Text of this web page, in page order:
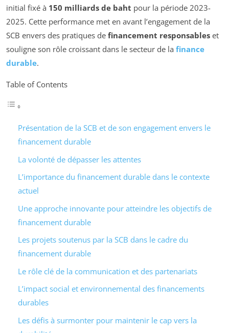
initial fixé à 150 milliards de baht pour la période 2023-
2025. Cette performance met en avant l’engagement de la
SCB envers des pratiques de financement responsables et
souligne son rôle croissant dans le secteur de la finance
durable.
Table of Contents
Présentation de la SCB et de son engagement envers le
financement durable
La volonté de dépasser les attentes
L’importance du financement durable dans le contexte
actuel
Une approche innovante pour atteindre les objectifs de
financement durable
Les projets soutenus par la SCB dans le cadre du
financement durable
Le rôle clé de la communication et des partenariats
L’impact social et environnemental des financements
durables
Les défis à surmonter pour maintenir le cap vers la